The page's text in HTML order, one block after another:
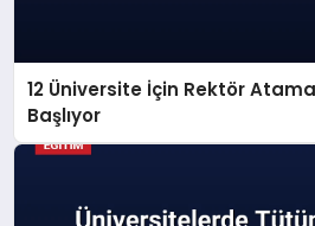
12 Üniversite İçin Rektör
Başlıyor